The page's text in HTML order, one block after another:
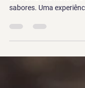
Explore o mundo dos
sabores. Uma